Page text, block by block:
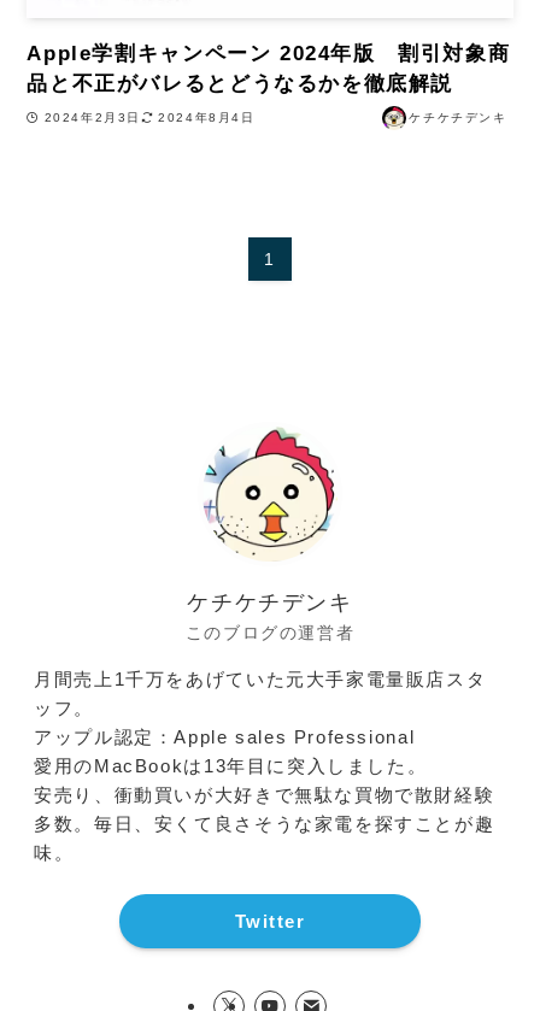
Apple学割キャンペーン 2024年版 割引対象商
品と不正がバレるとどうなるかを徹底解説
2024年2月3日 2024年8月4日 ケチケチデンキ
1
ケチケチデンキ
このブログの運営者
月間売上1千万をあげていた元大手家電量販店スタ
ッフ。
アップル認定：Apple sales Professional
愛用のMacBookは13年目に突入しました。
安売り、衝動買いが大好きで無駄な買物で散財経験
多数。毎日、安くて良さそうな家電を探すことが趣
味。
Twitter